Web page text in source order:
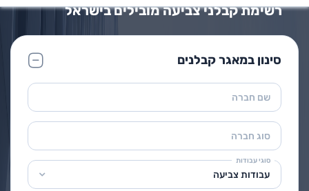
רשימת קבלני צביעה מובילים בישראל
סינון במאגר קבלנים
שם חברה
סוג חברה
סוגי עבודות
עבודות צביעה